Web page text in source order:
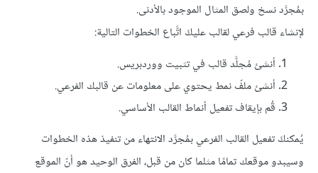
بمُجرَّد نسخ ولصق المثال الموجود بالأدنى.
لإنشاء قالب فرعي لقالب عليكَ اتَّباع الخطوات التالية:
أنشئ مُجلَّد قالب في تثبيت ووردبريس.
أنشئ ملفّ نمط يحتوي على معلومات عن قالبك الفرعي.
قُم بإيقاف تفعيل أنماط القالب الأساسي.
يُمكنكَ تفعيل القالب الفرعي بمُجرَّد الانتهاء من تنفيذ هذه الخطوات
وسيبدو موقعك تمامًا مثلما كان من قبل، الفرق الوحيد هو أنّ الموقع